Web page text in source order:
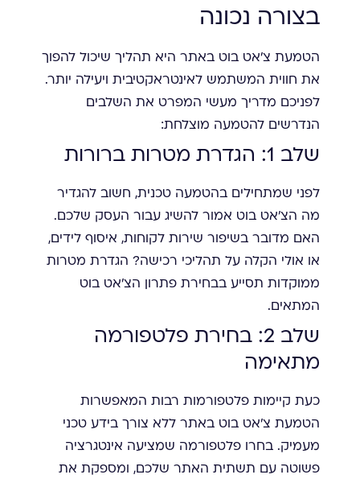
בצורה נכונה
הטמעת צ'אט בוט באתר היא תהליך שיכול להפוך
את חווית המשתמש לאינטראקטיבית ויעילה יותר.
לפניכם מדריך מעשי המפרט את השלבים
הנדרשים להטמעה מוצלחת:
שלב 1: הגדרת מטרות ברורות
לפני שמתחילים בהטמעה טכנית, חשוב להגדיר
מה הצ'אט בוט אמור להשיג עבור העסק שלכם.
האם מדובר בשיפור שירות לקוחות, איסוף לידים,
או אולי הקלה על תהליכי רכישה? הגדרת מטרות
ממוקדות תסייע בבחירת פתרון הצ'אט בוט
המתאים.
שלב 2: בחירת פלטפורמה
מתאימה
כעת קיימות פלטפורמות רבות המאפשרות
הטמעת צ'אט בוט באתר ללא צורך בידע טכני
מעמיק. בחרו פלטפורמה שמציעה אינטגרציה
פשוטה עם תשתית האתר שלכם, ומספקת את